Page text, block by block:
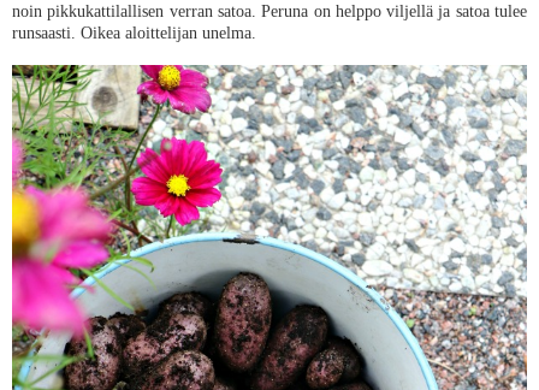
noin pikkukattilallisen verran satoa. Peruna on helppo viljellä ja satoa tulee
runsaasti. Oikea aloittelijan unelma.